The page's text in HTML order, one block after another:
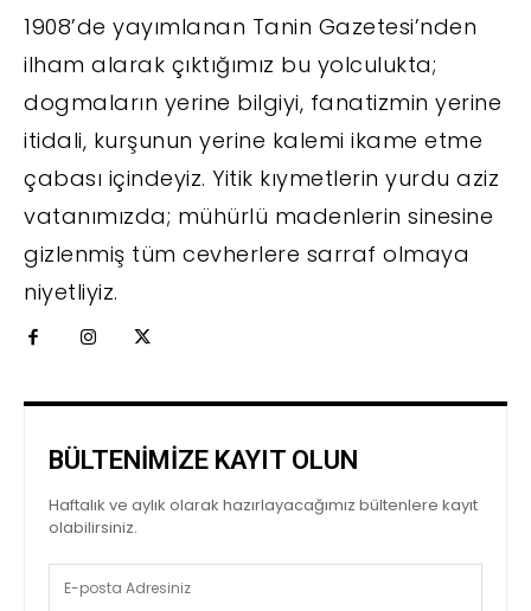
1908’de yayımlanan Tanin Gazetesi’nden
ilham alarak çıktığımız bu yolculukta;
dogmaların yerine bilgiyi, fanatizmin yerine
itidali, kurşunun yerine kalemi ikame etme
çabası içindeyiz. Yitik kıymetlerin yurdu aziz
vatanımızda; mühürlü madenlerin sinesine
gizlenmiş tüm cevherlere sarraf olmaya
niyetliyiz.
BÜLTENİMİZE KAYIT OLUN
Haftalık ve aylık olarak hazırlayacağımız bültenlere kayıt
olabilirsiniz.